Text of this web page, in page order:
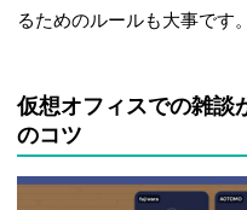
るためのルールも大事です。
仮想オフィスでの雑談
のコツ